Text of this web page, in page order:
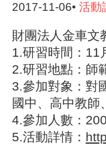
2017-11-06• 活動
財團法人金車文
1.研習時間：11
2.研習地點：師
3.參加對象：對
國中、高中教師
4.參加人數：
5.活動詳情：